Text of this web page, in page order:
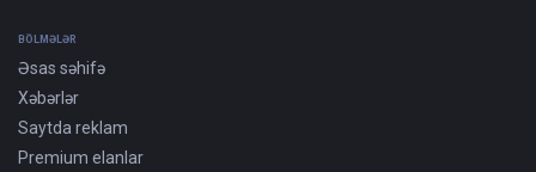
BÖLMƏLƏR
Əsas səhifə
Xəbərlər
Saytda reklam
Premium elanlar